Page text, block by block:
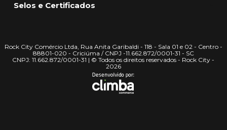
Selos e Certificados
Rock City Comércio Ltda, Rua Anita Garibaldi - 118 - Sala 01 e 02 - Centro -
88801-020 - Criciúma / CNPJ -11.662.872/0001-31 - SC
CNPJ: 11.662.872/0001-31 | © Todos os direitos reservados - Rock City -
2026